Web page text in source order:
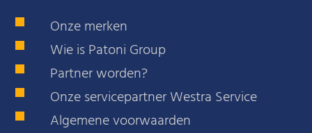
Onze merken
Wie is Patoni Group
Partner worden?
Onze servicepartner Westra Service
Algemene voorwaarden